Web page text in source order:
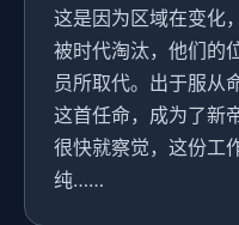
这是因为区域在变化
被时代淘汰，他们的
员所取代。出于服从
这首任命，成为了新
很快就察觉，这份工
纯……